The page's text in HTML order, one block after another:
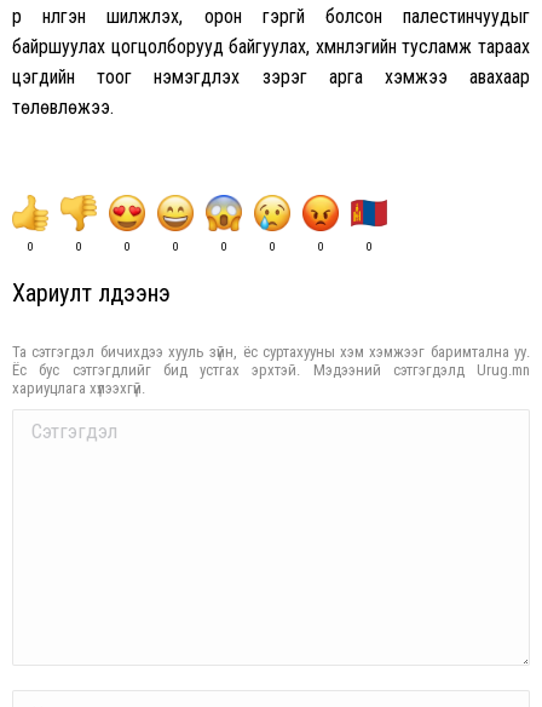
рүү нүүлгэн шилжүүлэх, орон гэргүй болсон палестинчуудыг
байршуулах цогцолборууд байгуулах, хүмүүнлэгийн тусламж тараах
цэгүүдийн тоог нэмэгдүүлэх зэрэг арга хэмжээ авахаар
төлөвлөжээ.
0 0 0 0 0 0 0 0
Хариулт үлдээнэ үү
Та сэтгэгдэл бичихдээ хууль зүйн, ёс суртахууны хэм хэмжээг баримтална уу.
Ёс бус сэтгэгдлийг бид устгах эрхтэй. Мэдээний сэтгэгдэлд Urug.mn
хариуцлага хүлээхгүй.
Comment